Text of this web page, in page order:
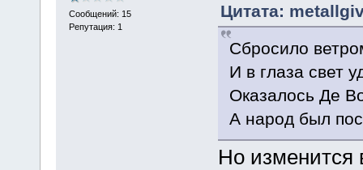
Сообщений: 15
Репутация: 1
Цитата:
Сбросило
И в глаза свет
Оказалось Де
А народ был
Но изменится